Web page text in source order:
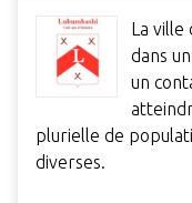
La ville
dans
un
plurielle de
diverses.